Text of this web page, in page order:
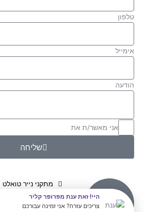
f
טלפון
אימייל
הודעה
אני מאשר/ת את
שליחה
מתקני נייר טואלט
מתקני נייר ניגוב ידיים
מתקני סבון לידיים
היי! זאת ענת מפרופר קליר
צריכים עזרה? אני זמינה עבורכם